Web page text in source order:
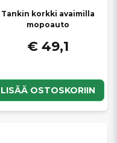
Tankin korkki avaimilla
mopoauto
€ 49,1
LISÄÄ OSTOSKORIIN